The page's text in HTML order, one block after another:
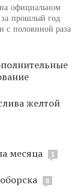
официальном
за прошлый год
с половиной раза
желтой
месяца
1
8